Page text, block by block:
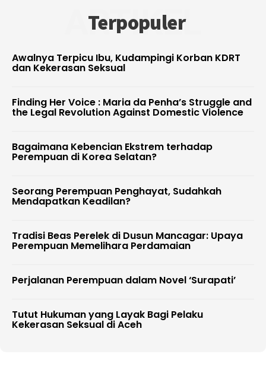
Terpopuler
ARTIKEL
Awalnya Terpicu Ibu, Kudampingi Korban KDRT
dan Kekerasan Seksual
Finding Her Voice : Maria da Penha’s Struggle and
the Legal Revolution Against Domestic Violence
Bagaimana Kebencian Ekstrem terhadap
Perempuan di Korea Selatan?
Seorang Perempuan Penghayat, Sudahkah
Mendapatkan Keadilan?
Tradisi Beas Perelek di Dusun Mancagar: Upaya
Perempuan Memelihara Perdamaian
Perjalanan Perempuan dalam Novel ‘Surapati’
Tutut Hukuman yang Layak Bagi Pelaku
Kekerasan Seksual di Aceh